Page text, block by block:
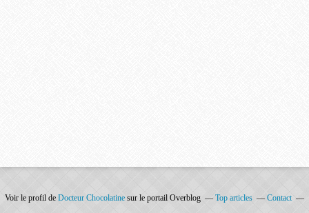
Voir le profil de Docteur Chocolatine sur le portail Overblog Top articles Contact